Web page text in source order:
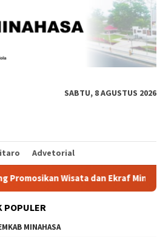
SABTU, 8 AGUSTUS 2026
Advetorial
Wisata dan Ekraf Minahasa
POPULER
MINAHASA